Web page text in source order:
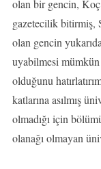
olan bir gencin,
gazetecilik bitirmiş,
olan gencin
uyabilmesi mümkün
olduğunu
katlarına asılmış
olmadığı için
olanağı olmayan